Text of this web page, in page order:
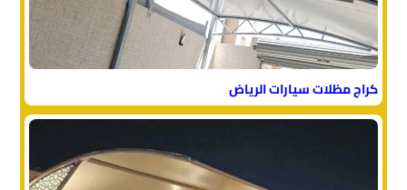
كراج مظلات سيارات الرياض